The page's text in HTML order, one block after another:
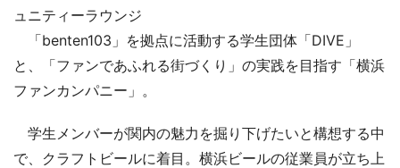
ュニティーラウンジ
「benten103」を拠点に活動する学生団体「DIVE」
と、「ファンであふれる街づくり」の実践を目指す「横浜
ファンカンパニー」。
学生メンバーが関内の魅力を掘り下げたいと構想する中
で、クラフトビールに着目。横浜ビールの従業員が立ち上